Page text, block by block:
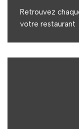
Retrouvez
votre restaurant